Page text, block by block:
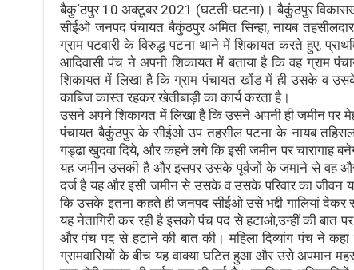
बैकु΄ठपुर 10 अक्टूबर 2021 (घटती-घटना)। बैकुंठपुर
सीईओ जनपद पंचायत बैकुंठपुर अमित सिन्हा, नायब
ग्राम पटवारी के विरुद्ध पटना थाने में शिकायत करते हुए,
आदिवासी पंच ने अपनी शिकायत में बताया है कि वह ग्राम
शिकायत में लिखा है कि ग्राम पंचायत खोंड में ही उसके व
काबिज कास्त रहकर खेतीबाड़ी का कार्य करता है।
उसने अपने शिकायत में लिखा है कि उसने अपनी ही जमीन पर
पंचायत बैकुंठपुर के सीईओ उप तहसील पटना के नायब
गड्ढा खुदवा दिये, और कहने लगे कि इसी जमीन पर चारागाह
यह जमीन उसकी है और इसपर उसके पूर्वजों के जमाने से वह
दर्ज है यह और इसी जमीन से उसके व उसके परिवार का जीवन
कि उसके इतना कहते ही जनपद सीईओ उसे भद्दी गालियां
यह नेतागिरी कर रही है इसको पंच पद से हटाओ,उन्हीं की
और पंच पद से हटाने की बात की। महिला दिव्यांग पंच ने कहा
ग्रामवासियों के बीच यह वाक्या घटित हुआ और उसे